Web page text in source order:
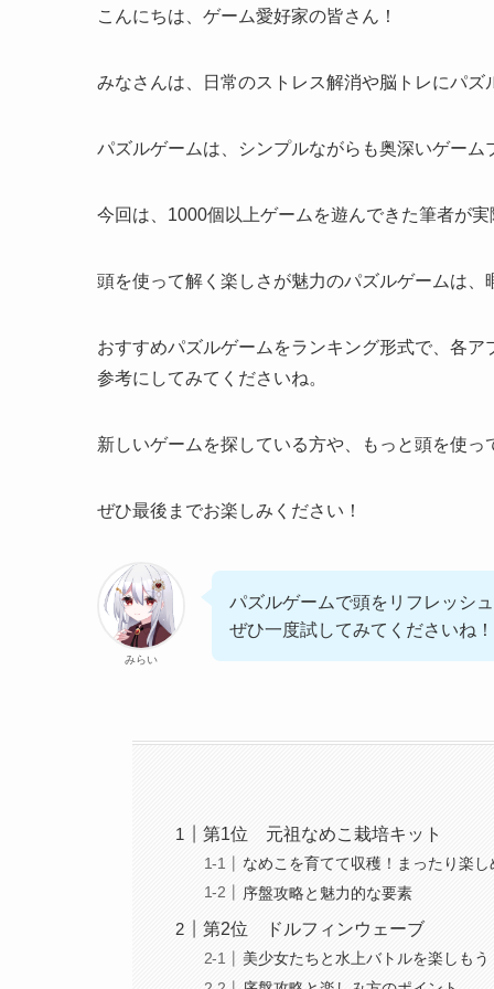
こんにちは、ゲーム愛好家の皆さん！
みなさんは、日常のストレス解消や脳トレにパズ
パズルゲームは、シンプルながらも奥深いゲー
今回は、1000個以上ゲームを遊んできた筆者が
頭を使って解く楽しさが魅力のパズルゲームは、
おすすめパズルゲームをランキング形式で、各
参考にしてみてくださいね。
新しいゲームを探している方や、もっと頭を使
ぜひ最後までお楽しみください！
みらい
パズルゲームで頭をリフレッシ
ぜひ一度試してみてくださいね！
第1位 元祖なめこ栽培キット
なめこを育てて収穫！まったり楽
序盤攻略と魅力的な要素
第2位 ドルフィンウェーブ
美少女たちと水上バトルを楽しも